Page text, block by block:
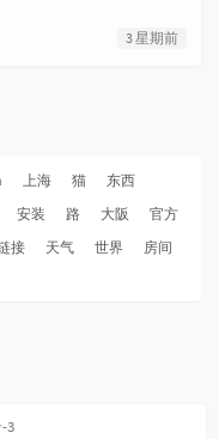
3 星期前
上海 猫
东西
安装 路 大阪
官方
接 天气 世界
房间
3